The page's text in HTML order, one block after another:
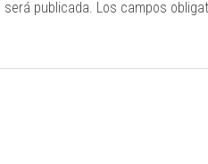
publicada. Los campos